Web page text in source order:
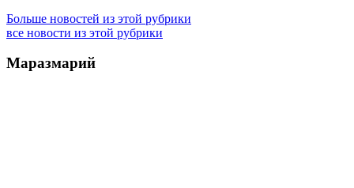
Больше новостей из этой рубрики
все новости из этой рубрики
Маразмарий